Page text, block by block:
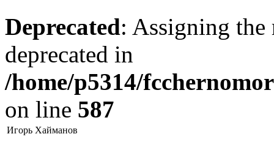
Deprecated: Assigning the
deprecated in
/home/p5314/
on line 587
Игорь Хайманов